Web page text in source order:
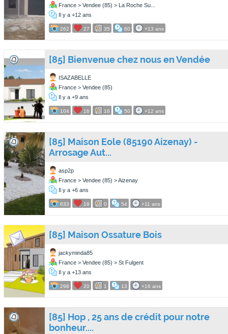
France > Vendee (85) > La Roche Su...
Il y a +12 ans
262 27 35 60 +13 ans
[85] Bienvenue chez nous en Vendée
ISAZABELLE
France > Vendee (85)
Il y a +9 ans
104 16 16 50 +12 ans
[85] Maison Eole (85190 Aizenay) -
Arrosage Aut...
asp2p
France > Vendee (85) > Aizenay
Il y a +6 ans
633 19 0 54 +11 ans
[85] Maison Ossature Bois
jackyminda85
France > Vendee (85) > St Fulgent
Il y a +13 ans
298 20 1 13 +16 ans
[85] Hop , 25 ans de crédit pour notre
bonheur....